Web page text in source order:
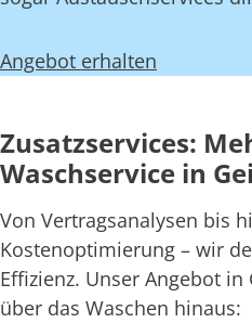
Angebot erhalten
Zusatzservices:
Waschservice in
Von Vertragsanalysen bis
Kostenoptimierung – wir
Effizienz. Unser Angebot
über das Waschen hinaus: